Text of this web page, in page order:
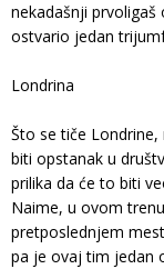
nekadašnji
ostvario jedan
Londrina
Što se tiče
biti opstanak u
prilika da će to biti
Naime, u ovom
pretposlednjem
pa je ovaj tim jedan